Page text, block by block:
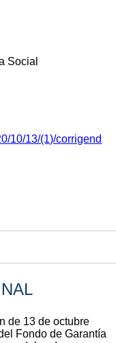
Social
10/13/(1)/corrigend
de 13 de octubre
Fondo de Garantía